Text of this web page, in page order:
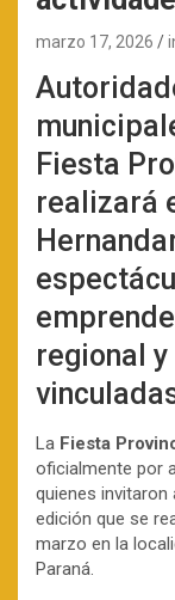
marzo 17, 2026
Fiesta
realizará
regional
La Fiesta
oficialmente por
quienes invitaron
edición que se
marzo en la
Paraná.